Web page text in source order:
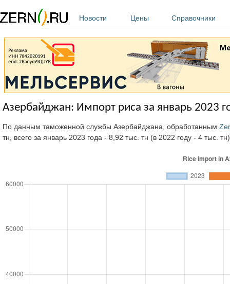
Новости
Цены Справочники
Азербайджан: Импорт риса за январь 2023
По данным таможенной службы Азербайджана, обработанным
тн, всего за январь 2023 года - 8,92 тыс. тн (в 2022 году - 4 тыс.